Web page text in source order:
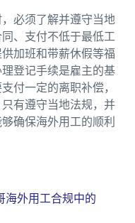
必须了解并遵守当地
、支付不低于最低工
加班和带薪休假等福
登记手续是雇主的基
付一定的离职补偿，
有遵守当地法规，并
确保海外用工的顺利
海外用工合规中的